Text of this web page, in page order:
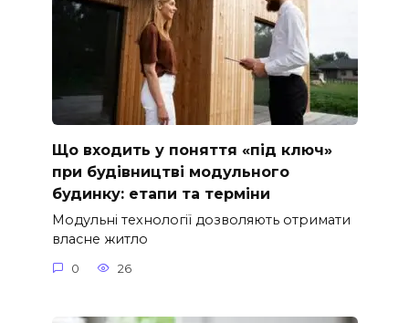
Що входить у поняття «під ключ»
при будівництві модульного
будинку: етапи та терміни
Модульні технології дозволяють отримати
власне житло
0 26